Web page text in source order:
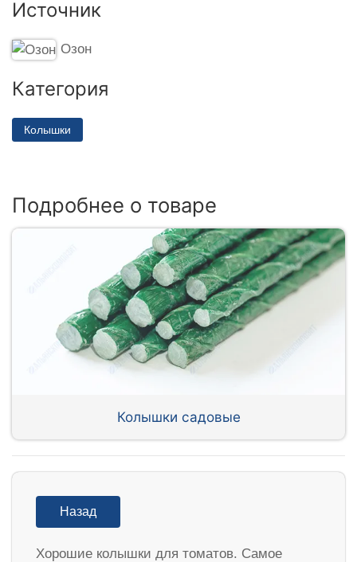
Источник
Озон
Категория
Колышки
Подробнее о товаре
Колышки садовые
Назад
Хорошие колышки для томатов. Самое